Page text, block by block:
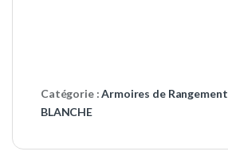
Catégorie :Armoires de Rangement
BLANCHE